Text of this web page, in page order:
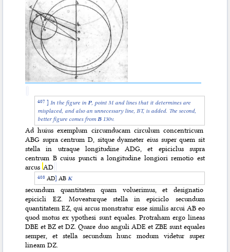
] In the figure in P, point M and lines that it determines are
misplaced, and also an unnecessary line, BT, is added. The second,
better figure comes from B130v.
Ad huius exemplum circumducam circulum concentricum
ABG supra centrum D, sitque dyameter eius super quem sit
stella in utraque longitudine ADG, et epiciclus supra
centrum B cuius puncti a longitudine longiori remotio est
arcus AD
AD] AB K
secundum quantitatem quam voluerimus, et designatio
epicicli EZ. Moveaturque stella in epiciclo secundum
quantitatem EZ, qui arcus monstratur esse similis arcui AB eo
quod motus exypothesi sunt equales. Protraham ergo lineas
DBE et BZ et DZ. Quare duo anguli ADE et ZBE sunt equales
semper, et stella secundum hunc modum videtur super
lineam DZ.